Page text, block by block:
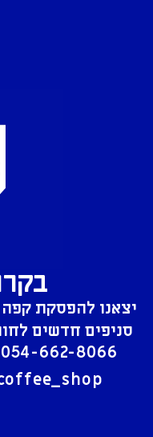
יצאנו להפסקת קפה
סניפים חדשים
054-662-8066